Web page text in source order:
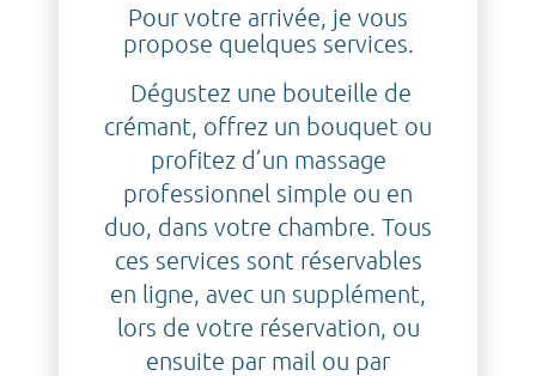
Pour votre arrivée, je vous
propose quelques services.
Dégustez une bouteille de
crémant, offrez un bouquet ou
profitez d’un massage
professionnel simple ou en
duo, dans votre chambre. Tous
ces services sont réservables
en ligne, avec un supplément,
lors de votre réservation, ou
ensuite par mail ou par